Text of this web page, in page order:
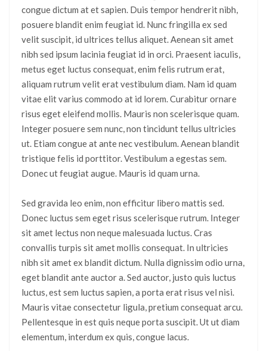
congue dictum at et sapien. Duis tempor hendrerit nibh,
posuere blandit enim feugiat id. Nunc fringilla ex sed
velit suscipit, id ultrices tellus aliquet. Aenean sit amet
nibh sed ipsum lacinia feugiat id in orci. Praesent iaculis,
metus eget luctus consequat, enim felis rutrum erat,
aliquam rutrum velit erat vestibulum diam. Nam id quam
vitae elit varius commodo at id lorem. Curabitur ornare
risus eget eleifend mollis. Mauris non scelerisque quam.
Integer posuere sem nunc, non tincidunt tellus ultricies
ut. Etiam congue at ante nec vestibulum. Aenean blandit
tristique felis id porttitor. Vestibulum a egestas sem.
Donec ut feugiat augue. Mauris id quam urna.
Sed gravida leo enim, non efficitur libero mattis sed.
Donec luctus sem eget risus scelerisque rutrum. Integer
sit amet lectus non neque malesuada luctus. Cras
convallis turpis sit amet mollis consequat. In ultricies
nibh sit amet ex blandit dictum. Nulla dignissim odio urna,
eget blandit ante auctor a. Sed auctor, justo quis luctus
luctus, est sem luctus sapien, a porta erat risus vel nisi.
Mauris vitae consectetur ligula, pretium consequat arcu.
Pellentesque in est quis neque porta suscipit. Ut ut diam
elementum, interdum ex quis, congue lacus.